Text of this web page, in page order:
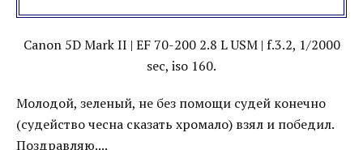
Canon 5D Mark II | EF 70-200 2.8 L USM | f.3.2, 1/2000
sec, iso 160.
Молодой, зеленый, не без помощи судей конечно
(судейство чесна сказать хромало) взял и победил.
Поздравляю....